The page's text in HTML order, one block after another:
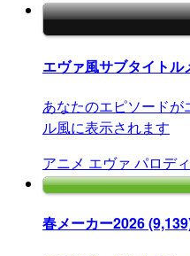
エヴァ風サブタイトル
あなたのエピソードが
ル風に表示されます
アニメ エヴァ パロディ
春メーカー2026